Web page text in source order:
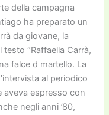
della campagna
ha preparato un
da giovane, la
“Raffaella Carrà,
falce d martello. La
al periodico
aveva espresso con
negli anni ’80,